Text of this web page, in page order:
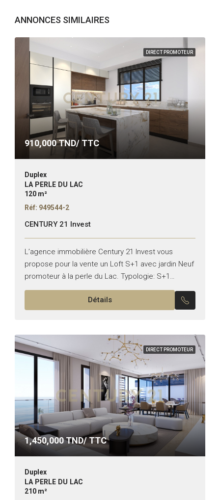
ANNONCES SIMILAIRES
DIRECT PROMOTEUR
910,000TND/ TTC
Duplex
LA PERLE DU LAC
120 m²
Réf: 949544-2
CENTURY 21 Invest
L’agence immobilière Century 21 Invest vous
propose pour la vente un Loft S+1 avec jardin Neuf
promoteur à la perle du Lac. Typologie: S+1
Superficie : 120 m² Terrasse : 12 m²...
Détails
DIRECT PROMOTEUR
1,450,000TND/ TTC
Duplex
LA PERLE DU LAC
210 m²